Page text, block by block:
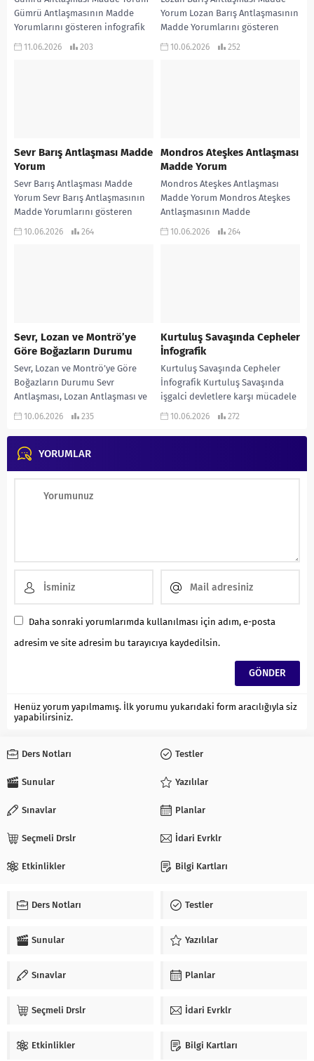
Gümrü Antlaşmasının Madde
Yorumlarını gösteren infografik
çalışmadır… KONU ANLATIMLI
11.06.2026 203
Yorum Lozan Barış Antlaşmasının
Madde Yorumlarını gösteren
infogafik çalışmadır… KONU
10.06.2026 252
Sevr Barış Antlaşması Madde
Yorum
Sevr Barış Antlaşması Madde
Yorum Sevr Barış Antlaşmasının
Madde Yorumlarını gösteren
infografik çalışmadır…
10.06.2026 264
Mondros Ateşkes Antlaşması
Madde Yorum
Mondros Ateşkes Antlaşması
Madde Yorum Mondros Ateşkes
Antlaşmasının Madde
Yorumlarını gösteren infografik
10.06.2026 264
Sevr, Lozan ve Montrö’ye
Göre Boğazların Durumu
Sevr, Lozan ve Montrö’ye Göre
Boğazların Durumu Sevr
Antlaşması, Lozan Antlaşması ve
Montrö Boğazlar Sözleşmesine
ANLATIMLI...
10.06.2026 235
Kurtuluş Savaşında Cepheler
İnfografik
Kurtuluş Savaşında Cepheler
İnfografik Kurtuluş Savaşında
işgalci devletlere karşı mücadele
ettiğimiz cepheleri gösteren
ANLATIMLI ETKİNLİKLİ SORU
10.06.2026 272
YORUMLAR
Daha sonraki yorumlarımda kullanılması için adım, e-posta
adresim ve site adresim bu tarayıcıya kaydedilsin.
Henüz yorum yapılmamış. İlk yorumu yukarıdaki form aracılığıyla siz
yapabilirsiniz.
Ders Notları Testler
Sunular Yazılılar
Sınavlar Planlar
Seçmeli Drslr İdari Evrklr
Etkinlikler Bilgi Kartları
Ders Notları Testler
Sunular Yazılılar
Sınavlar Planlar
Seçmeli Drslr İdari Evrklr
Etkinlikler Bilgi Kartları